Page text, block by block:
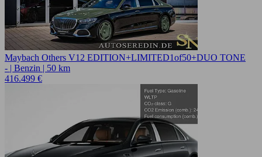
Maybach Others V12 EDITION+LIMITED1of50+DUO TONE
- | Benzin | 50 km
416.499 €